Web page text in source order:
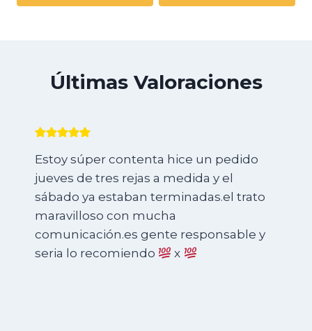
Últimas Valoraciones
Necesitaba tres armarios empotrados y
una cajonera para la tele y no conocía
ninguna carpintería en Murcia.
Llamando al azar por Internet, me
encontré con Catalin de Mundicasa y el
me ofreció el presupuesto más bajo de